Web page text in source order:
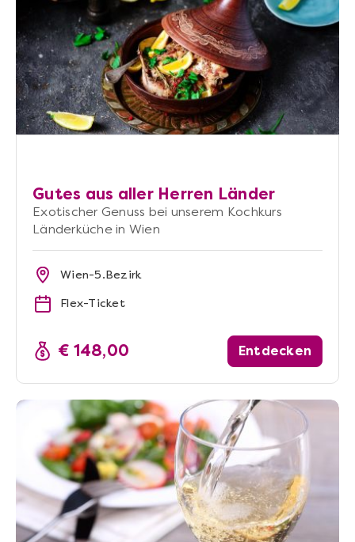
Gutes aus aller Herren Länder
Exotischer Genuss bei unserem Kochkurs
Länderküche in Wien
Wien-5.Bezirk
Flex-Ticket
€ 148,00 Entdecken